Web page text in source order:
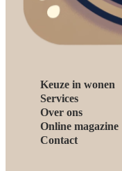
Keuze in wonen
Services
Over ons
Online magazine
Contact